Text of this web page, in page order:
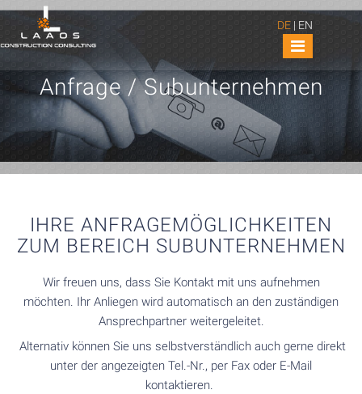
DE | EN
Anfrage / Subunternehmen
IHRE ANFRAGEMÖGLICHKEITEN
ZUM BEREICH SUBUNTERNEHMEN
Wir freuen uns, dass Sie Kontakt mit uns aufnehmen
möchten. Ihr Anliegen wird automatisch an den zuständigen
Ansprechpartner weitergeleitet.
Alternativ können Sie uns selbstverständlich auch gerne direkt
unter der angezeigten Tel.-Nr., per Fax oder E-Mail
kontaktieren.